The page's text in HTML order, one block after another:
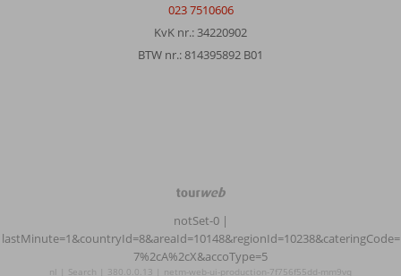
023 7510606
KvK nr.: 34220902
BTW nr.: 814395892 B01
TourWeb
©
NetMatch
notSet-0 |
lastMinute=1&countryId=8&areaId=10148&regionId=10238&cateringCode=
7%2cA%2cX&accoType=5
nl | Search | 380.0.0.13 | netm-web-ui-production-7f756f55dd-mm9vq